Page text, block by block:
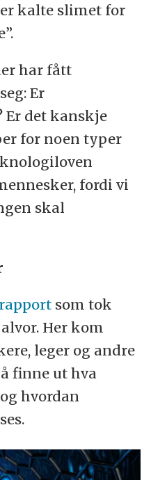
kalte slimet for
har fått
Er
det kanskje
for noen typer
fordi vi
skal
som tok
Her kom
leger og andre
finne ut hva
hvordan